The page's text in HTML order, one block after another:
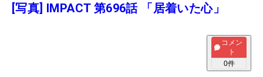
[写真] IMPACT 第696話 「居着いた心」
コメン
ト
0件